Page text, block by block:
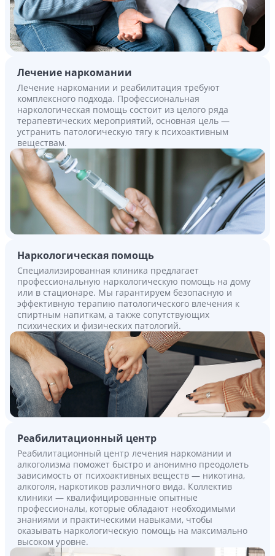
Лечение наркомании
Лечение наркомании и реабилитация требуют
комплексного подхода. Профессиональная
наркологическая помощь состоит из целого ряда
терапевтических мероприятий, основная цель —
устранить патологическую тягу к психоактивным
веществам.
Наркологическая помощь
Специализированная клиника предлагает
профессиональную наркологическую помощь на дому
или в стационаре. Мы гарантируем безопасную и
эффективную терапию патологического влечения к
спиртным напиткам, а также сопутствующих
психических и физических патологий.
Реабилитационный центр
Реабилитационный центр лечения наркомании и
алкоголизма поможет быстро и анонимно преодолеть
зависимость от психоактивных веществ — никотина,
алкоголя, наркотиков различного вида. Коллектив
клиники — квалифицированные опытные
профессионалы, которые обладают необходимыми
знаниями и практическими навыками, чтобы
оказывать наркологическую помощь на максимально
высоком уровне.